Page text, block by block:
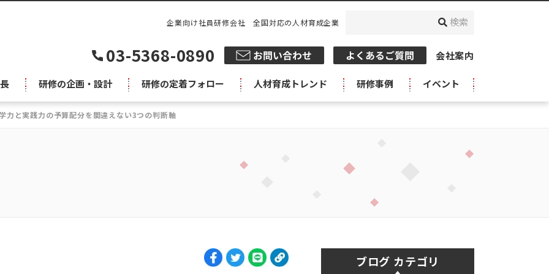
企業向け社員研修会社 全国対応の人材育成企業
03-5368-0890 会社案内
研修の企画・設計 研修の定着フォロー 人材育成トレンド 研修事例 イベント
力と実践力の予算配分を間違えない3つの判断軸
ブログ カテゴリ